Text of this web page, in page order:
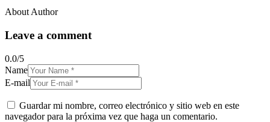
About Author
Leave a comment
0.0/5
Name
E-mail
Guardar mi nombre, correo electrónico y sitio web en este
navegador para la próxima vez que haga un comentario.